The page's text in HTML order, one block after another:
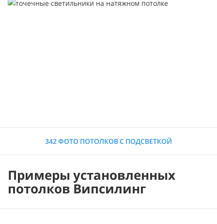
342 ФОТО ПОТОЛКОВ С ПОДСВЕТКОЙ
Примеры установленных
потолков Випсилинг